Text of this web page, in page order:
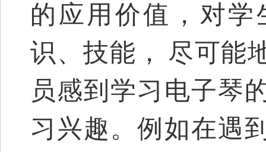
的应用价值，对
识、技能，
尽可能
员感到学习电子琴
习兴趣。例如在遇